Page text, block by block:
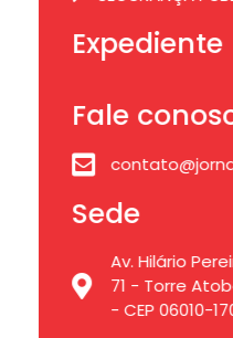
Expediente
Fale
Sede
Av. Hilário
71 - Torre
- CEP 06010-